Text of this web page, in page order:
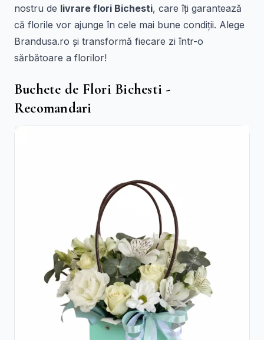
nostru de livrare flori Bichesti, care îți garantează
că florile vor ajunge în cele mai bune condiții. Alege
Brandusa.ro și transformă fiecare zi într-o
sărbătoare a florilor!
Buchete de Flori Bichesti -
Recomandari